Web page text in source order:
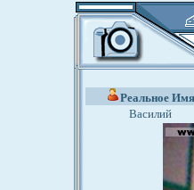
Реальное Имя
Василий